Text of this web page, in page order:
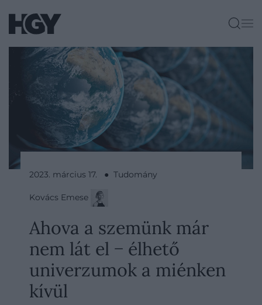
2023. március 17. ● Tudomány
Kovács Emese
Ahova a szemünk már
nem lát el − élhető
univerzumok a miénken
kívül